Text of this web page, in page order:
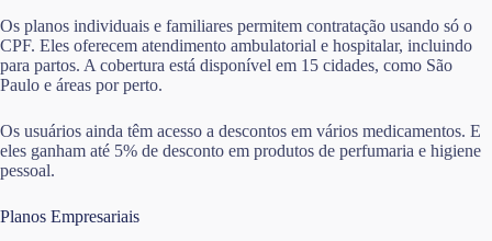
Os planos individuais e familiares permitem contratação usando só o
CPF. Eles oferecem atendimento ambulatorial e hospitalar, incluindo
para partos. A cobertura está disponível em 15 cidades, como São
Paulo e áreas por perto.
Os usuários ainda têm acesso a descontos em vários medicamentos. E
eles ganham até 5% de desconto em produtos de perfumaria e higiene
pessoal.
Planos Empresariais